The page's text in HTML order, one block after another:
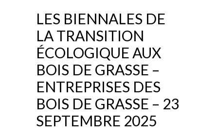
LES BIENNALES DE
LA TRANSITION
ÉCOLOGIQUE AUX
BOIS DE GRASSE –
ENTREPRISES DES
BOIS DE GRASSE – 23
SEPTEMBRE 2025